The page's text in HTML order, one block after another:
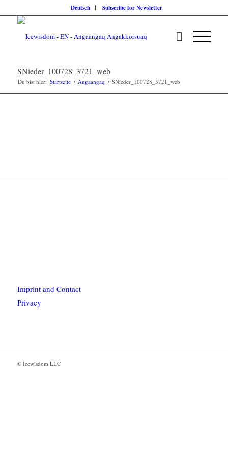
Deutsch Subscribe for Newsletter
SNieder_100728_3721_web
Du bist hier: Startseite / Angaangaq / SNieder_100728_3721_web
Imprint and Contact
Privacy
© Icewisdom LLC